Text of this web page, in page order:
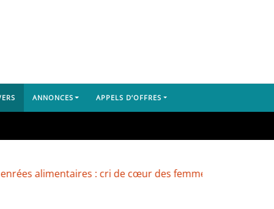
ANNONCES APPELS D’OFFRES
: cri de cœur des femmes du marché de Yembeya